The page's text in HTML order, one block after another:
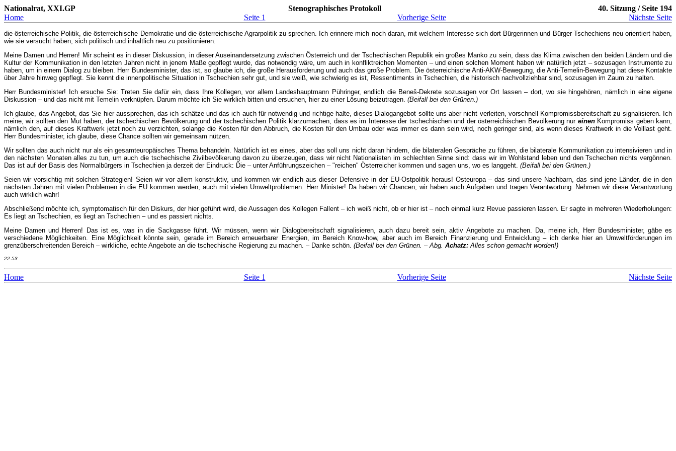
Nationalrat, XXI.GP Stenographisches Protokoll
40. Sitzung / Seite 194
Home
Seite 1 Vorherige Seite Nächste Seite
die österreichische Politik, die österreichische Demokratie und die österreichische Agrarpolitik zu sprechen. Ich erinnere mich noch daran, mit welchem Interesse sich dort Bürgerinnen und Bürger Tschechiens neu orientiert haben,
wie sie versucht haben, sich politisch und inhaltlich neu zu positionieren.
Meine Damen und Herren! Mir scheint es in dieser Diskussion, in dieser Auseinandersetzung zwischen Österreich und der Tschechischen Republik ein großes Manko zu sein, dass das Klima zwischen den beiden Ländern und die
Kultur der Kommunikation in den letzten Jahren nicht in jenem Maße gepflegt wurde, das notwendig wäre, um auch in konfliktreichen Momenten – und einen solchen Moment haben wir natürlich jetzt – sozusagen Instrumente zu
haben, um in einem Dialog zu bleiben. Herr Bundesminister, das ist, so glaube ich, die große Herausforderung und auch das große Problem. Die österreichische Anti-AKW-Bewegung, die Anti-Temelin-Bewegung hat diese Kontakte
über Jahre hinweg gepflegt. Sie kennt die innenpolitische Situation in Tschechien sehr gut, und sie weiß, wie schwierig es ist, Ressentiments in Tschechien, die historisch nachvollziehbar sind, sozusagen im Zaum zu halten.
Herr Bundesminister! Ich ersuche Sie: Treten Sie dafür ein, dass Ihre Kollegen, vor allem Landeshauptmann Pühringer, endlich die Beneš-Dekrete sozusagen vor Ort lassen – dort, wo sie hingehören, nämlich in eine eigene
Diskussion – und das nicht mit Temelin verknüpfen. Darum möchte ich Sie wirklich bitten und ersuchen, hier zu einer Lösung beizutragen. (Beifall bei den Grünen.)
Ich glaube, das Angebot, das Sie hier aussprechen, das ich schätze und das ich auch für notwendig und richtige halte, dieses Dialogangebot sollte uns aber nicht verleiten, vorschnell Kompromissbereitschaft zu signalisieren. Ich
meine, wir sollten den Mut haben, der tschechischen Bevölkerung und der tschechischen Politik klarzumachen, dass es im Interesse der tschechischen und der österreichischen Bevölkerung nur einen Kompromiss geben kann,
nämlich den, auf dieses Kraftwerk jetzt noch zu verzichten, solange die Kosten für den Abbruch, die Kosten für den Umbau oder was immer es dann sein wird, noch geringer sind, als wenn dieses Kraftwerk in die Volllast geht.
Herr Bundesminister, ich glaube, diese Chance sollten wir gemeinsam nützen.
Wir sollten das auch nicht nur als ein gesamteuropäisches Thema behandeln. Natürlich ist es eines, aber das soll uns nicht daran hindern, die bilateralen Gespräche zu führen, die bilaterale Kommunikation zu intensivieren und in
den nächsten Monaten alles zu tun, um auch die tschechische Zivilbevölkerung davon zu überzeugen, dass wir nicht Nationalisten im schlechten Sinne sind: dass wir im Wohlstand leben und den Tschechen nichts vergönnen.
Das ist auf der Basis des Normalbürgers in Tschechien ja derzeit der Eindruck: Die – unter Anführungszeichen – "reichen" Österreicher kommen und sagen uns, wo es langgeht. (Beifall bei den Grünen.)
Seien wir vorsichtig mit solchen Strategien! Seien wir vor allem konstruktiv, und kommen wir endlich aus dieser Defensive in der EU-Ostpolitik heraus! Osteuropa – das sind unsere Nachbarn, das sind jene Länder, die in den
nächsten Jahren mit vielen Problemen in die EU kommen werden, auch mit vielen Umweltproblemen. Herr Minister! Da haben wir Chancen, wir haben auch Aufgaben und tragen Verantwortung. Nehmen wir diese Verantwortung
auch wirklich wahr!
Abschließend möchte ich, symptomatisch für den Diskurs, der hier geführt wird, die Aussagen des Kollegen Fallent – ich weiß nicht, ob er hier ist – noch einmal kurz Revue passieren lassen. Er sagte in mehreren Wiederholungen:
Es liegt an Tschechien, es liegt an Tschechien – und es passiert nichts.
Meine Damen und Herren! Das ist es, was in die Sackgasse führt. Wir müssen, wenn wir Dialogbereitschaft signalisieren, auch dazu bereit sein, aktiv Angebote zu machen. Da, meine ich, Herr Bundesminister, gäbe es
verschiedene Möglichkeiten. Eine Möglichkeit könnte sein, gerade im Bereich erneuerbarer Energien, im Bereich Know-how, aber auch im Bereich Finanzierung und Entwicklung – ich denke hier an Umweltförderungen im
grenzüberschreitenden Bereich – wirkliche, echte Angebote an die tschechische Regierung zu machen. – Danke schön. (Beifall bei den Grünen. – Abg. Achatz: Alles schon gemacht worden!)
22.53
Home Seite 1 Vorherige Seite Nächste Seite